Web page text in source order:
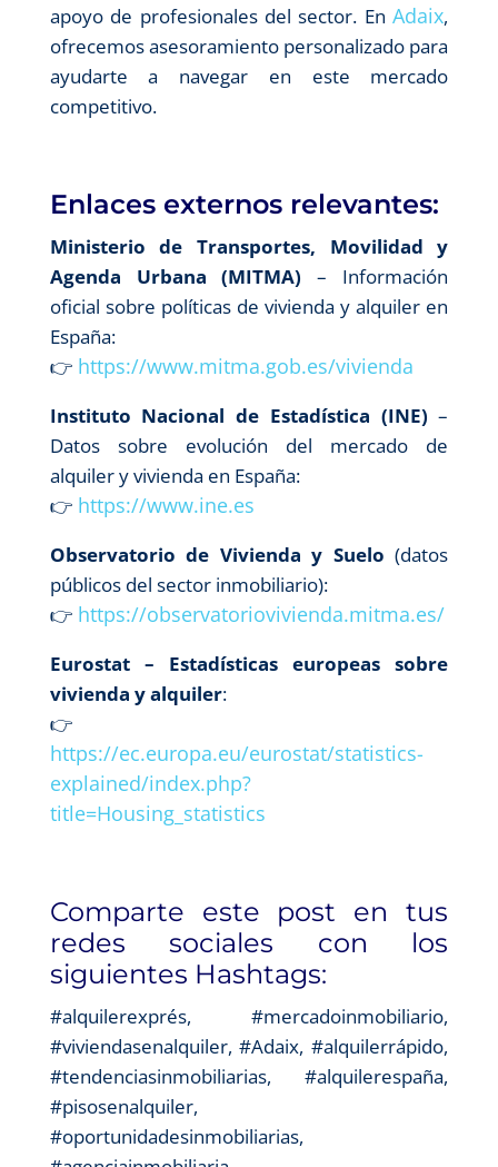
apoyo de profesionales del sector. EnAdaix,
ofrecemos asesoramiento personalizado para
ayudarte a navegar en este mercado
competitivo.​
Enlaces externos relevantes:
Ministerio de Transportes, Movilidad y
Agenda Urbana (MITMA) – Información
oficial sobre políticas de vivienda y alquiler en
España:
👉 https://www.mitma.gob.es/vivienda
Instituto Nacional de Estadística (INE) –
Datos sobre evolución del mercado de
alquiler y vivienda en España:
👉 https://www.ine.es
Observatorio de Vivienda y Suelo (datos
públicos del sector inmobiliario):
👉 https://observatoriovivienda.mitma.es/
Eurostat – Estadísticas europeas sobre
vivienda y alquiler:
👉
https://ec.europa.eu/eurostat/statistics-
explained/index.php?
title=Housing_statistics
Comparte este post en tus
redes sociales con los
siguientes Hashtags:
#alquilerexprés, #mercadoinmobiliario,
#viviendasenalquiler, #Adaix, #alquilerrápido,
#tendenciasinmobiliarias, #alquilerespaña,
#pisosenalquiler,
#oportunidadesinmobiliarias,